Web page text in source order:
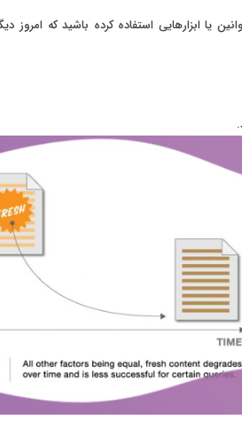
یا ابزارهایی استفاده کرده باشید که امروز